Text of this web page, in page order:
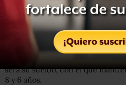
La familia está preocupada
como policía era de 4 mil pesos a
bonos de operatividad que
misión en alguna parte del país,
será su sueldo, con el que
8 y 6 años.